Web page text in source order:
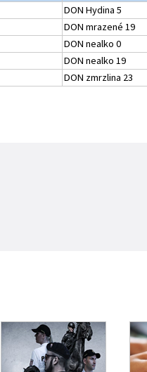
DON Hydina 5
DON mrazené 19
DON nealko 0
DON nealko 19
DON zmrzlina 23